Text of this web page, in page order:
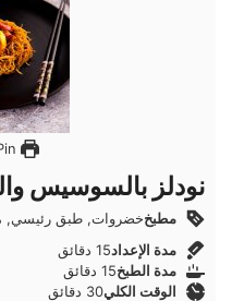
نودلز بالسوسيس
مطبخخضروات, طبق رئيسي,
مدة الإعداد15دقائق
دقائق
مدة الطبخ15دقائق
دقائق
الوقت الكلي30 دقائق
دقائق